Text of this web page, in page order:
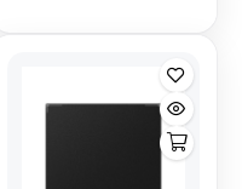
impresora 3D,
juego de nivelado
de cama caliente +
M4 x 40, tornillo y
tuerca para Cr10